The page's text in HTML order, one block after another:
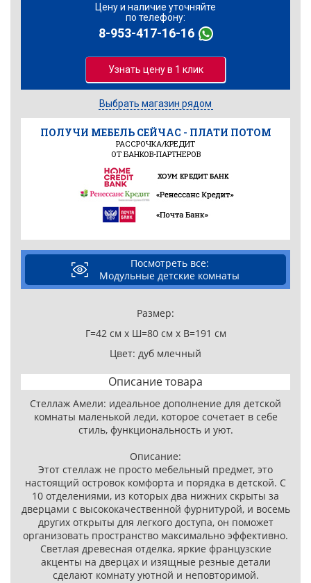
Цену и наличие уточняйте
по телефону:
8-953-417-16-16
Узнать цену в 1 клик
Выбрать магазин рядом
ПОЛУЧИ МЕБЕЛЬ СЕЙЧАС - ПЛАТИ ПОТОМ
РАССРОЧКА/КРЕДИТ
ОТ БАНКОВ-ПАРТНЕРОВ
Посмотреть все:
Модульные детские комнаты
Размер:
Г=42 см x Ш=80 см x В=191 см
Цвет: дуб млечный
Описание товара
Стеллаж Амели: идеальное дополнение для детской
комнаты маленькой леди, которое сочетает в себе
стиль, функциональность и уют.
Описание:
Этот стеллаж не просто мебельный предмет, это
настоящий островок комфорта и порядка в детской. С
10 отделениями, из которых два нижних скрыты за
дверцами с высококачественной фурнитурой, и восемь
других открыты для легкого доступа, он поможет
организовать пространство максимально эффективно.
Светлая древесная отделка, яркие французские
акценты на дверцах и изящные резные детали
сделают комнату уютной и неповторимой.